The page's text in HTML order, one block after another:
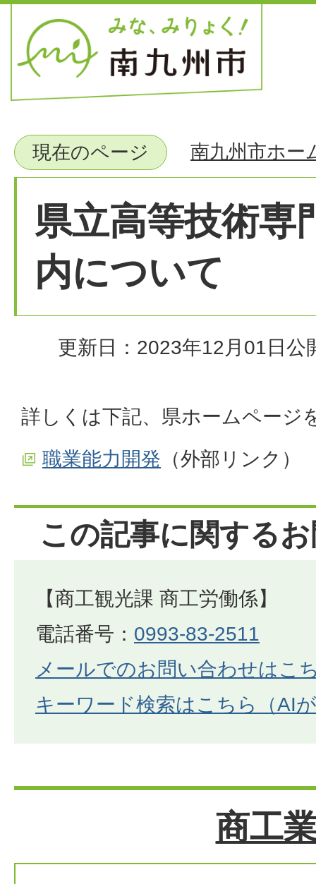
現在のページ 南九州市ホー
県立高等技術専
内について
更新日：2023年12月01日 公
詳しくは下記、県ホームページ
職業能力開発 （外部リンク）
この記事に関する
【商工観光課 商工労働係】
電話番号： 0993-83-2511
メールでのお問い合わせはこ
キーワード検索はこちら（AI
商工